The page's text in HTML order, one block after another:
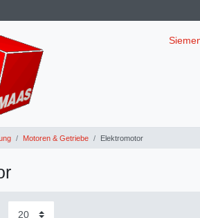
Motoren & Getriebe Elektromotor